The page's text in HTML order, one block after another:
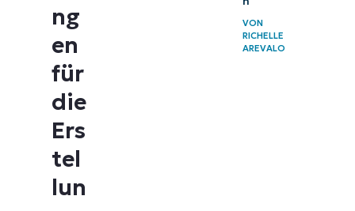
ng
en
für
die
Ers
tel
lun
VON
RICHELLE
AREVALO